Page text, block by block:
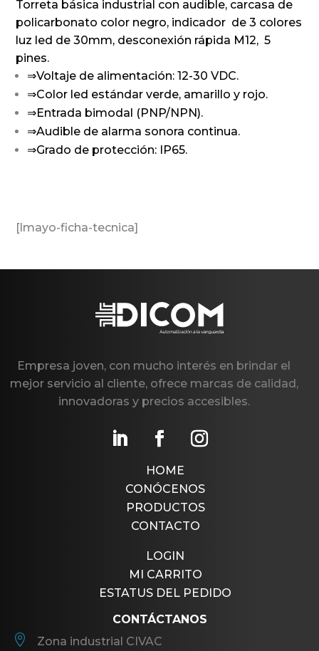
Torreta básica industrial con audible, carcasa de
policarbonato color negro, indicador de 3 colores
luz led de 30mm, desconexión rápida M12, 5
pines.
⇒Voltaje de alimentación: 12-30 VDC.
⇒Color led estándar verde, amarillo y rojo.
⇒Entrada bimodal (PNP/NPN).
⇒Audible de alarma sonora continua.
⇒Grado de protección: IP65.
[lmayo-ficha-tecnica]
Empresa joven, con mucho interés en brindar el
mejor servicio al cliente, ofrece marcas de calidad,
innovadoras y precios accesibles.
HOME
CONÓCENOS
PRODUCTOS
CONTACTO
LOGIN
MI CARRITO
ESTATUS DEL PEDIDO
CONTÁCTANOS
 Zona industrial CIVAC